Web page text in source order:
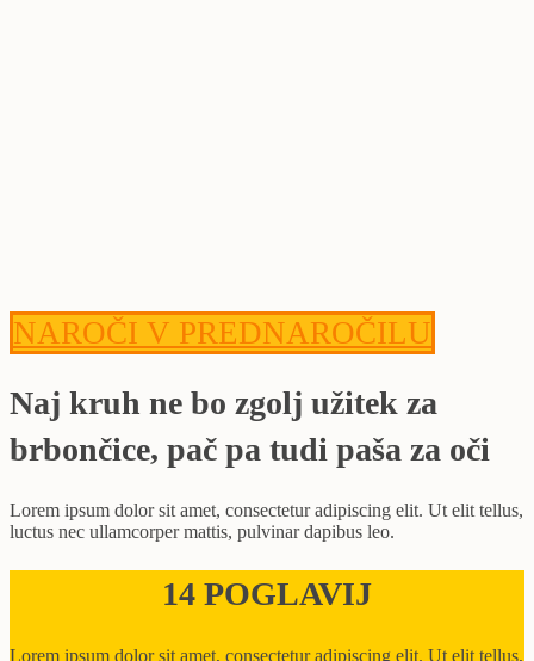
NAROČI V PREDNAROČILU
Naj kruh ne bo zgolj užitek za
brbončice, pač pa tudi paša za oči
Lorem ipsum dolor sit amet, consectetur adipiscing elit. Ut elit tellus,
luctus nec ullamcorper mattis, pulvinar dapibus leo.
14 POGLAVIJ
Lorem ipsum dolor sit amet, consectetur adipiscing elit. Ut elit tellus,